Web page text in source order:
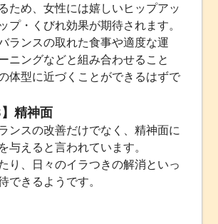
ため、女性には嬉しいヒップアッ
プ・くびれ効果が期待されます。
ランスの取れた食事や適度な運
ニングなどと組み合わせること
体型に近づくことができるはずで
】精神面
ンスの改善だけでなく、精神面に
与えると言われています。
り、日々のイラつきの解消といっ
できるようです。